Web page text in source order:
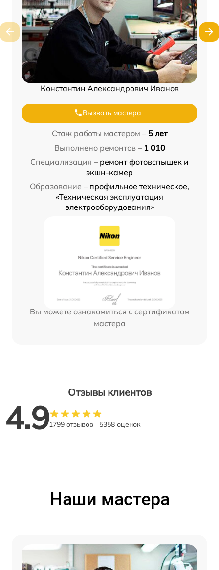
Константин Александрович Иванов
Вызвать мастера
Стаж работы мастером – 5 лет
Выполнено ремонтов – 1 010
Специализация – ремонт фотовспышек и
экшн-камер
Образование – профильное техническое,
«Техническая эксплуатация
электрооборудования»
Вы можете ознакомиться с сертификатом
мастера
Отзывы клиентов
4.91799 отзывов 5358 оценок
Наши мастера